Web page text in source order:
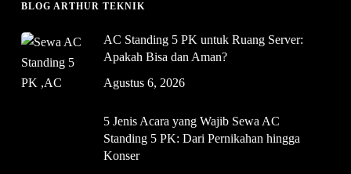
BLOG ARTHUR TEKNIK
AC Standing 5 PK untuk Ruang Server:
Apakah Bisa dan Aman?
Agustus 6, 2026
5 Jenis Acara yang Wajib Sewa AC
Standing 5 PK: Dari Pernikahan hingga
Konser